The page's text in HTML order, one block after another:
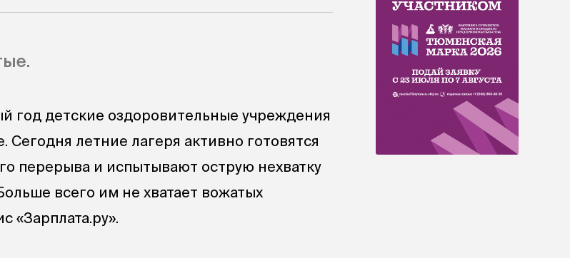
год детские оздоровительные учреждения
Сегодня летние лагеря активно готовятся
перерыва и испытывают острую нехватку
всего им не хватает вожатых
«Зарплата.ру».